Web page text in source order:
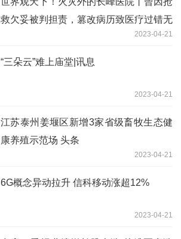
救欠妥被判担责，篡改病历致医疗过错无
2023-04-21
“三朵云”难上庙堂|讯息
2023-04-21
江苏泰州姜堰区新增3家省级畜牧生态健
康养殖示范场 头条
2023-04-21
6G概念异动拉升 信科移动涨超12%
2023-04-21